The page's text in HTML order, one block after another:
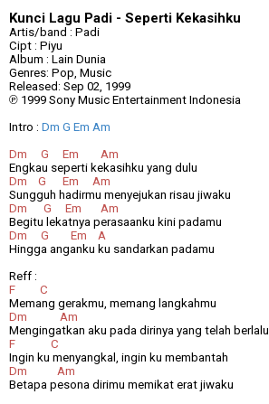
Kunci Lagu Padi - Seperti Kekasihku
Artis/band : Padi
Cipt : Piyu
Album : Lain Dunia
Genres: Pop, Music
Released: Sep 02, 1999
℗ 1999 Sony Music Entertainment Indonesia
Intro : Dm G Em Am
Dm
G Em
Am
Engkau seperti kekasihku yang dulu
Dm
G Em
Am
Sungguh hadirmu menyejukan risau jiwaku
Dm
G Em
Am
Begitu lekatnya perasaanku kini padamu
Dm
G Em
A
Hingga anganku ku sandarkan padamu
Reff :
F
C
Memang gerakmu, memang langkahmu
Dm
Am
Mengingatkan aku pada dirinya yang telah berlalu
F
C
Ingin ku menyangkal, ingin ku membantah
Dm
Am
Betapa pesona dirimu memikat erat jiwaku